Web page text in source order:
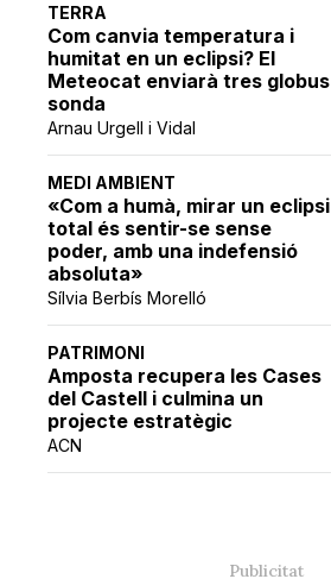
TERRA
Com canvia temperatura i
humitat en un eclipsi? El
Meteocat enviarà tres globus
sonda
Arnau Urgell i Vidal
MEDI AMBIENT
«Com a humà, mirar un eclipsi
total és sentir-se sense
poder, amb una indefensió
absoluta»
Sílvia Berbís Morelló
PATRIMONI
Amposta recupera les Cases
del Castell i culmina un
projecte estratègic
ACN